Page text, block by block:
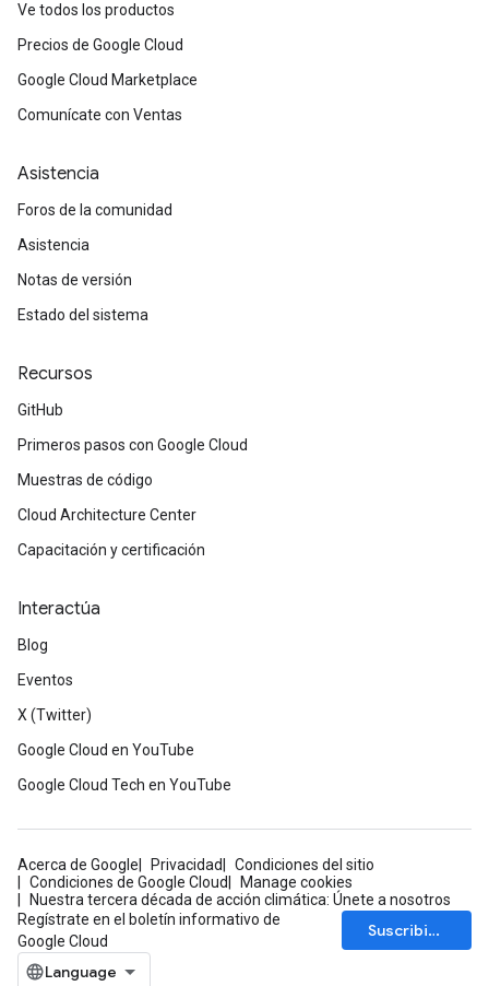
Ve todos los productos
Precios de Google Cloud
Google Cloud Marketplace
Comunícate con Ventas
Asistencia
Foros de la comunidad
Asistencia
Notas de versión
Estado del sistema
Recursos
GitHub
Primeros pasos con Google Cloud
Muestras de código
Cloud Architecture Center
Capacitación y certificación
Interactúa
Blog
Eventos
X (Twitter)
Google Cloud en YouTube
Google Cloud Tech en YouTube
Acerca de Google Privacidad
Condiciones del sitio
Condiciones de Google Cloud
Manage cookies
Nuestra tercera década de acción climática: Únete a nosotros
Regístrate en el boletín informativo de
Google Cloud
Suscribirse